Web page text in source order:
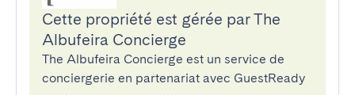
Cette propriété est gérée par The
Albufeira Concierge
The Albufeira Concierge est un service de
conciergerie en partenariat avec GuestReady